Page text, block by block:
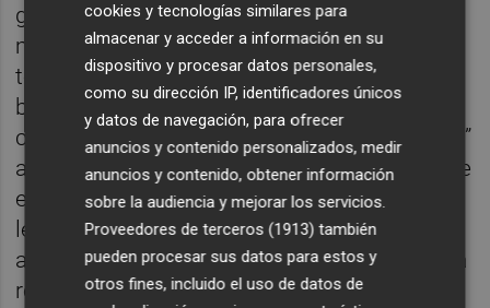
gestionar del liberalismo castizo a la
madrileña, lo que en 2015 seguía siendo un
tema vendido como “los valencianos, los
baleares y los murcianos, que son unos
corruptos, como los catalanes nacionalistas”
ahora es ya imposible de tratar obviando que
el PP madrileño está más bien para dar
lecciones y montar seminarios en la materia
a los sospechosos habituales, más que para
recibirlos. De hecho, ¡esto es lo que pasaba!
cookies y tecnologías similares para
almacenar y acceder a información en su
dispositivo y procesar datos personales,
como su dirección IP, identificadores únicos
y datos de navegación, para ofrecer
anuncios y contenido personalizados, medir
anuncios y contenido, obtener información
sobre la audiencia y mejorar los servicios.
Proveedores de terceros (1913) también
pueden procesar sus datos para estos y
otros fines, incluido el uso de datos de